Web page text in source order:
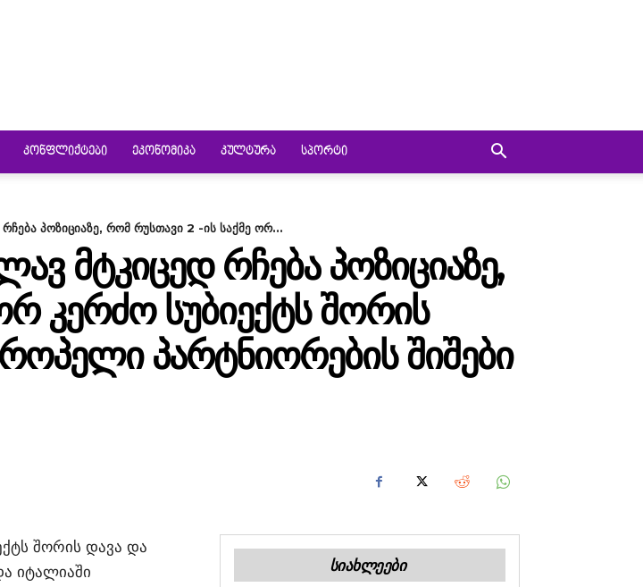
ᲙᲝᲜᲤᲚᲘᲥᲢᲔᲑᲘ ᲔᲙᲝᲜᲝᲛᲘᲙᲐ ᲙᲣᲚᲢᲣᲠᲐ ᲡᲞᲝᲠᲢᲘ
პოზიციაზე, რომ რუსთავი 2 -ის საქმე ორ...
ᲛᲢᲙᲘᲪᲔᲓ ᲠᲩᲔᲑᲐ ᲞᲝᲖᲘᲪᲘᲐᲖᲔ,
ᲙᲔᲠᲫᲝ ᲡᲣᲑᲘᲔᲥᲢᲡ ᲨᲝᲠᲘᲡ
ᲞᲐᲠᲢᲜᲘᲝᲠᲔᲑᲘᲡ ᲨᲘᲨᲔᲑᲘ
შორის დავა და
იტალიაში
ᲡᲘᲐᲮᲚᲔᲔᲑᲘ